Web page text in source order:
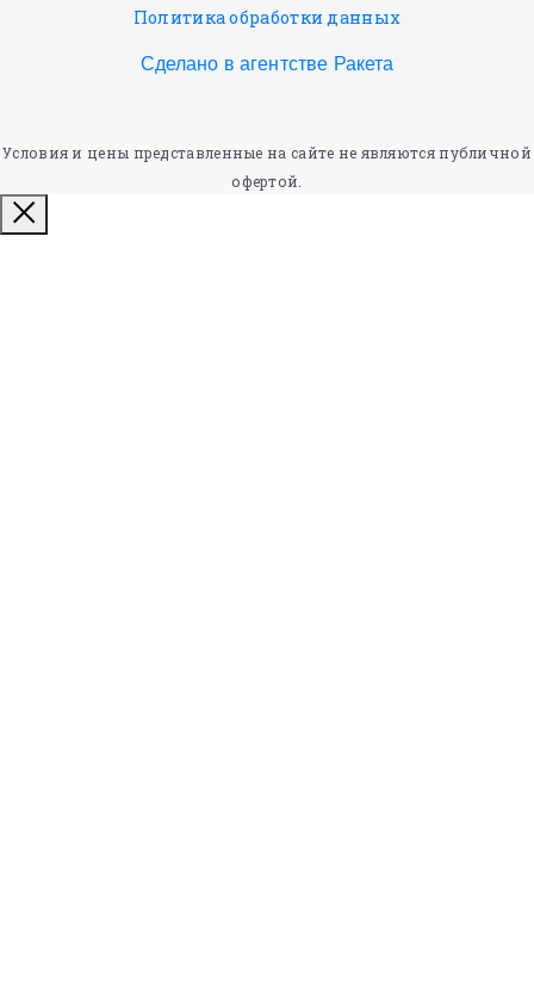
Политика обработки данных
Сделано в агентстве Ракета
Условия и цены представленные на сайте не являются публичной
офертой.